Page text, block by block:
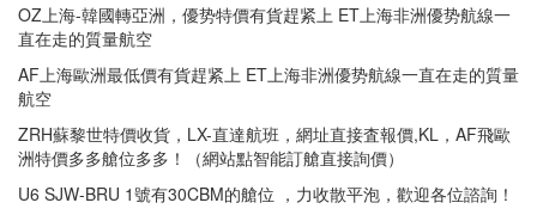
OZ上海-韓國轉亞洲，優势特價有貨趕紧上 ET上海非洲優势航線一
直在走的質量航空
AF上海歐洲最低價有貨趕紧上 ET上海非洲優势航線一直在走的質量
航空
ZRH蘇黎世特價收貨，LX-直達航班，網址直接査報價,KL，AF飛歐
洲特價多多艙位多多！（網站點智能訂艙直接詢價）
U6 SJW-BRU 1號有30CBM的艙位 ，力收散平泡，歡迎各位諮詢！